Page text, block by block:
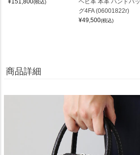
¥151,800(税込)
ヘビ革 本革 ハンドバッ
グ4FA (06001822r)
¥49,500(税込)
商品詳細